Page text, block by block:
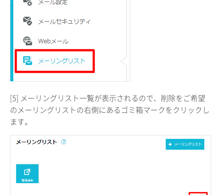
[5] メーリングリスト一覧が表示されるので、削除をご希望
のメーリングリストの右側にあるゴミ箱マークをクリックし
ます。